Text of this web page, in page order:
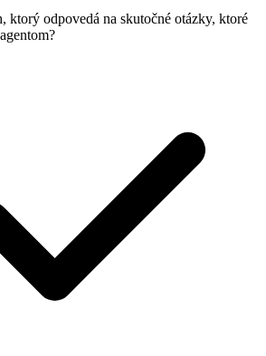
ktorý odpovedá na skutočné otázky, ktoré